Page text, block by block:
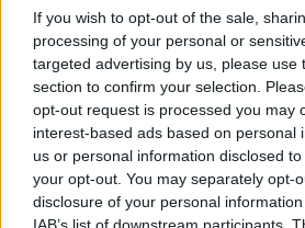
If you wish to opt-out of the sale,
processing of your personal or
targeted advertising by us, please use
section to confirm your selection.
opt-out request is processed you may
interest-based ads based on personal
us or personal information disclosed
your opt-out. You may separately opt-
disclosure of your personal
IAB’s list of downstream participants.
Irlanda U20:15 Charlie
13 Ciarán Mangan, 12
Moloney, 10 Tom Wood, 9
Murphy, 7 Éanna McCarthy
Foy, 5 Billy Corrigan, 4
Mullan, 2 Henry Walker, 1 Alex
Panchina:16 Mikey Yarr, 17